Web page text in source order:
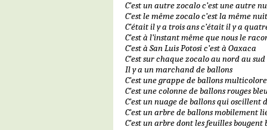
C’est un autre zocalo c’est une autre
C’est le même zocalo c’est la même nuit
C’était il y a trois ans c’était il y a
C’est à l’instant même que nous le
C’est à San Luis Potosi c’est à Oaxaca
C’est sur chaque zocalo au nord au
Il y a un marchand de ballons
C’est une grappe de ballons
C’est une colonne de ballons rouges
C’est un nuage de ballons qui
C’est un arbre de ballons mobilement
C’est un arbre dont les feuilles